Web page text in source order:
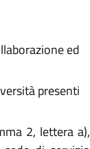
ed
presenti
2, lettera a),